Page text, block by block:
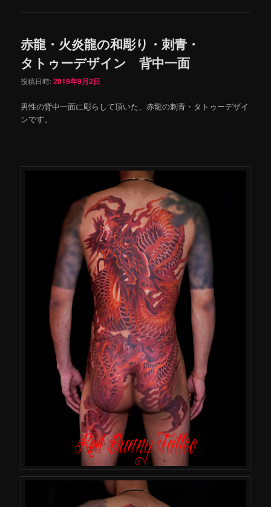
赤龍・火炎龍の和彫り・刺青・
タトゥーデザイン 背中一面
投稿日時:2019年9月2日
男性の背中一面に彫らして頂いた、赤龍の刺青・タトゥーデザイ
ンです。